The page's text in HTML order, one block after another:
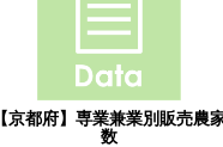
【京都府】専業兼業別販売農
数